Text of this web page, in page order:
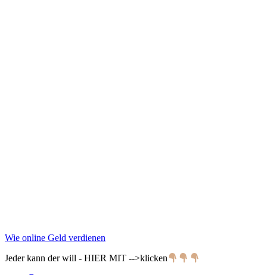
Wie online Geld verdienen
Jeder kann der will - HIER MIT -->klicken